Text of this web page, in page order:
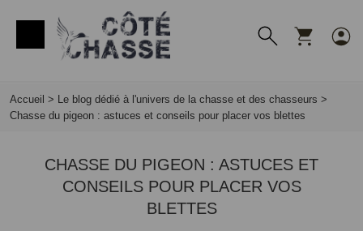
Accueil > Le blog dédié à l'univers de la chasse et des chasseurs >
Chasse du pigeon : astuces et conseils pour placer vos blettes
CHASSE DU PIGEON : ASTUCES ET
CONSEILS POUR PLACER VOS
BLETTES